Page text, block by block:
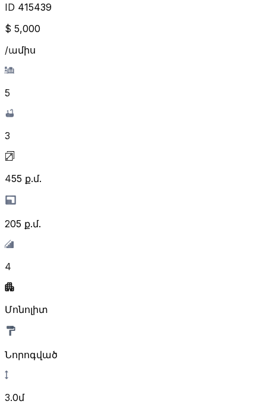
ID 415439
$ 5,000
/ամիս
5
3
455 ք.մ.
205 ք.մ.
4
Մոնոլիտ
Նորոգված
3.0մ